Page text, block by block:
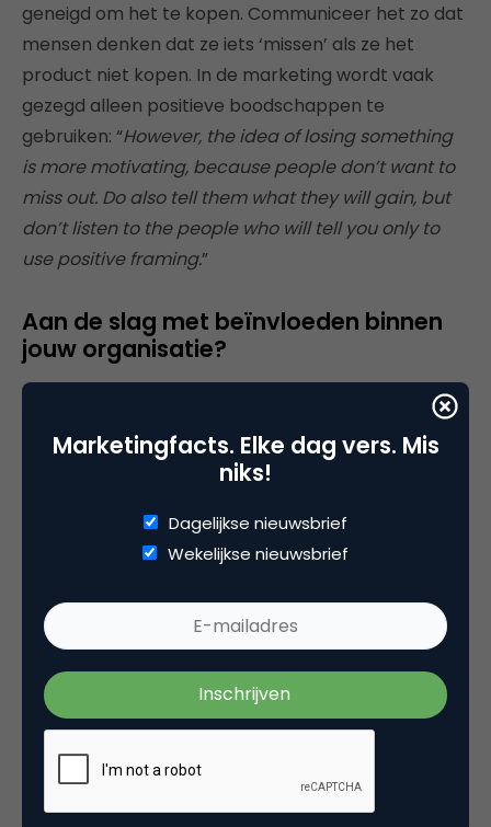
geneigd om het te kopen. Communiceer het zo dat
mensen denken dat ze iets ‘missen’ als ze het
product niet kopen. In de marketing wordt vaak
gezegd alleen positieve boodschappen te
gebruiken: “However, the idea of losing something
is more motivating, because people don’t want to
miss out. Do also tell them what they will gain, but
don’t listen to the people who will tell you only to
use positive framing.”
Aan de slag met beïnvloeden binnen
jouw organisatie?
Wil je aan de slag gaan met beïnvloeden? Ga dan
aan de slag aan de hand van een theorie. Het loont
om eerst eens te kijken naar bewezen theorieën op
zes principes van Cialdini erbij. En gebruik meerdere
interventies tegelijk. “Je moet niet op zoek naar de
Tiggelaar.
En tja als een expert het zegt…
Benieuwd naar de andere sprekers? Binnenkort
verschijnt het tweede deel van mijn verslag!
Marketingfacts. Elke dag vers. Mis
niks!
Dagelijkse nieuwsbrief
Wekelijkse nieuwsbrief